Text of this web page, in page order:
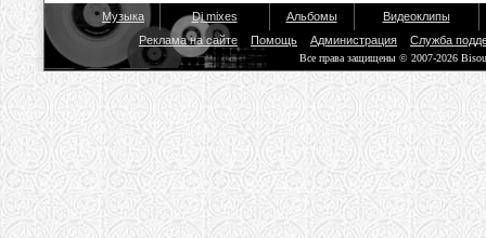
Музыка Dj mixes Альбомы
Видеоклипы
Реклама на сайте
Помощь Администрация Служба
Все права защищены © 2007-2026